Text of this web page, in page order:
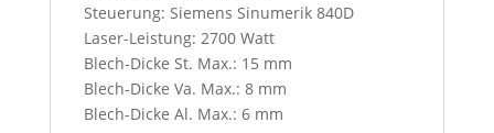
h
i
s
b
u
Steuerung: Siemens Sinumerik 840D
Laser-Leistung: 2700 Watt
Blech-Dicke St. Max.: 15 mm
Blech-Dicke Va. Max.: 8 mm
Blech-Dicke Al. Max.: 6 mm